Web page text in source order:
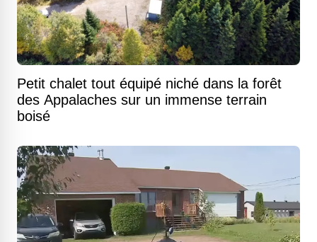
Petit chalet tout équipé niché dans la forêt
des Appalaches sur un immense terrain
boisé